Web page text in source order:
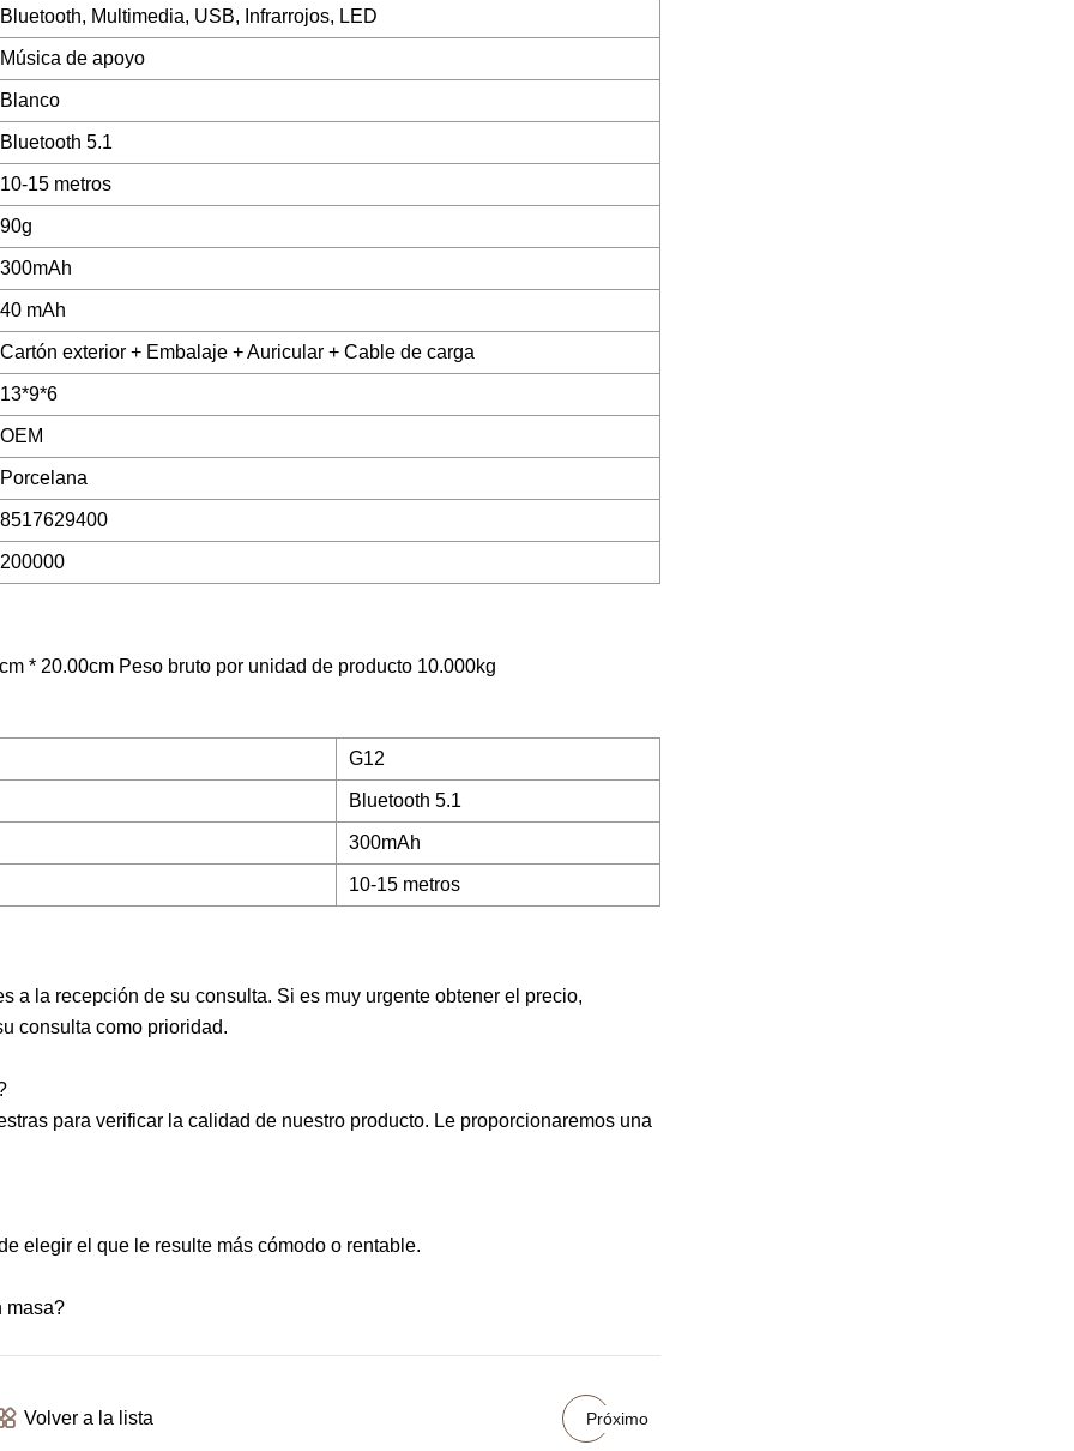
Bluetooth, Multimedia, USB, Infrarrojos, LED
Música de apoyo
Blanco
Bluetooth 5.1
10-15 metros
90g
300mAh
40 mAh
Cartón exterior + Embalaje + Auricular + Cable de carga
13*9*6
OEM
Porcelana
8517629400
200000
* 20.00cm Peso bruto por unidad de producto 10.000kg
G12
Bluetooth 5.1
300mAh
10-15 metros
a la recepción de su consulta. Si es muy urgente obtener el precio,
consulta como prioridad.
para verificar la calidad de nuestro producto. Le proporcionaremos una
elegir el que le resulte más cómodo o rentable.
masa?
Volver a la lista Próximo